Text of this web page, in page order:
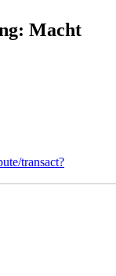
Macht
transact?